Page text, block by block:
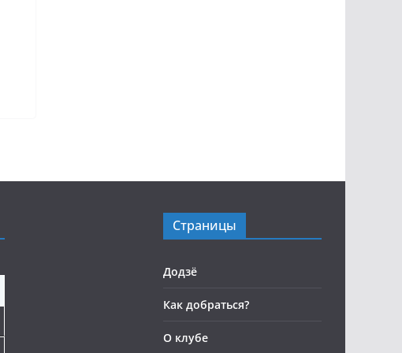
Страницы
Додзё
Как добраться?
О клубе